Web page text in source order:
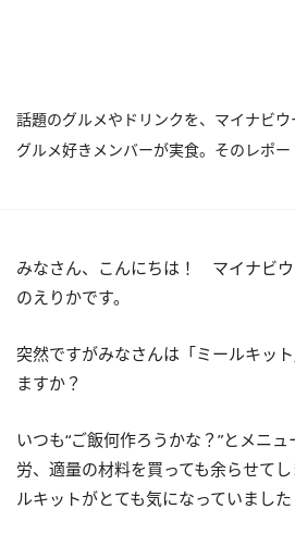
話題のグルメやドリンクを、マイナビ
グルメ好きメンバーが実食。そのレポー
みなさん、こんにちは！ マイナビ
のえりかです。
突然ですがみなさんは「ミールキッ
ますか？
いつも“ご飯何作ろうかな？”とメニ
労、適量の材料を買っても余らせて
ルキットがとても気になっていました